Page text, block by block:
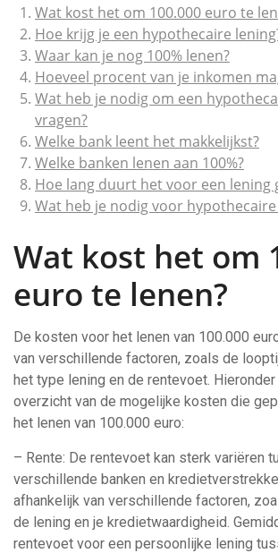
Wat kost het om 100.000 euro te
Hoe krijg je een hypothecaire
Waar kan je nog 100% lenen?
Hoeveel procent van je inkomen
Wat heb je nodig om een
vragen?
Welke bank leent het makkelijkst?
Welke banken lenen aan 100%?
Hoe lang duurt het voor een lening
Wat heb je nodig voor
Wat kost het om
euro te lenen?
De kosten voor het lenen van 100.000
van verschillende factoren, zoals de
het type lening en de rentevoet.
overzicht van de mogelijke kosten die
het lenen van 100.000 euro:
– Rente: De rentevoet kan sterk variëren
verschillende banken en
afhankelijk van verschillende factoren,
de lening en je kredietwaardigheid.
rentevoet voor een persoonlijke lening